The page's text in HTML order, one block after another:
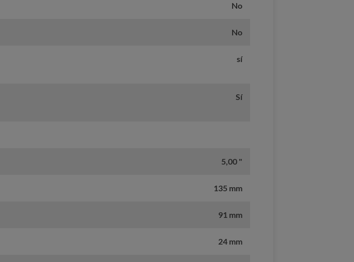
No
No
sí
Sí
5,00 "
135 mm
91 mm
24 mm